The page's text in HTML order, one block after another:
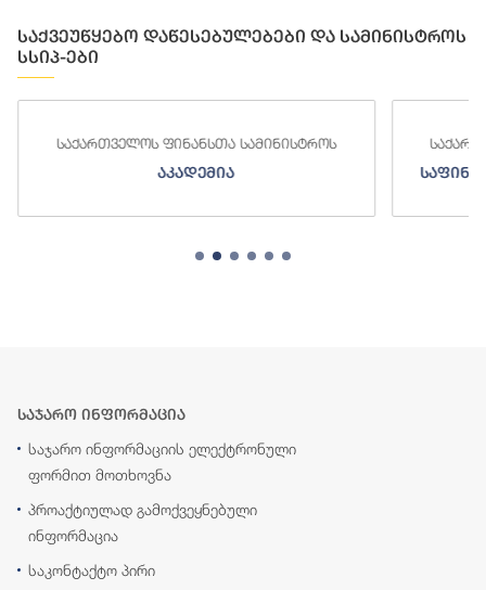
საქვეუწყებო დაწესებულებები და სამინისტროს
სსიპ-ები
საქართველოს ფინანსთა სამინისტროს
აკადემია
საჯარო ინფორმაცია
საჯარო ინფორმაციის ელექტრონული
ფორმით მოთხოვნა
პროაქტიულად გამოქვეყნებული
ინფორმაცია
საკონტაქტო პირი